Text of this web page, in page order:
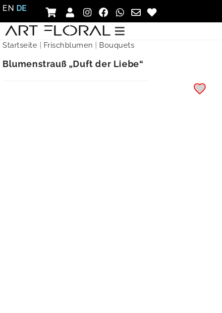
EN DE
Startseite Frischblumen Bouquets
Blumenstrauß „Duft der Liebe“